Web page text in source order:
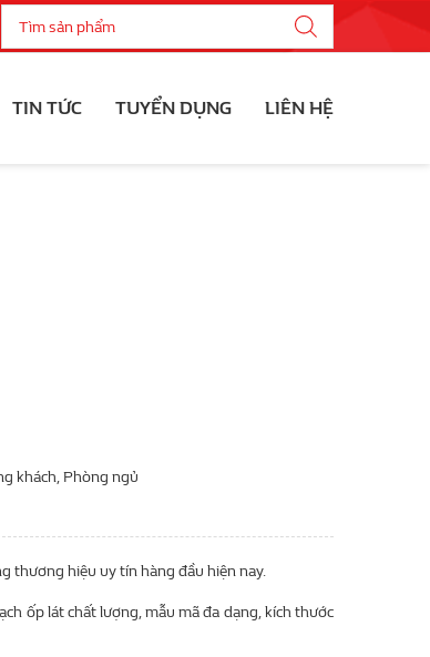
TIN TỨC TUYỂN DỤNG LIÊN HỆ
khách, Phòng ngủ
thương hiệu uy tín hàng đầu hiện nay.
ốp lát chất lượng, mẫu mã đa dạng, kích thước